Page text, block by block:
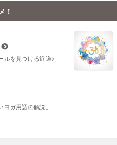
！
ルを見つける近道♪
ガ用語の解説。